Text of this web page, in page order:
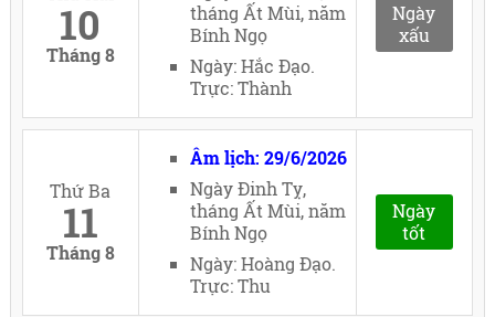
10
Tháng 8
tháng Ất Mùi, năm
Bính Ngọ
Ngày: Hắc Đạo.
Trực: Thành
Ngày
xấu
Thứ Ba
11
Tháng 8
Âm lịch: 29/6/2026
Ngày Đinh Tỵ,
tháng Ất Mùi, năm
Bính Ngọ
Ngày: Hoàng Đạo.
Trực: Thu
Ngày
tốt